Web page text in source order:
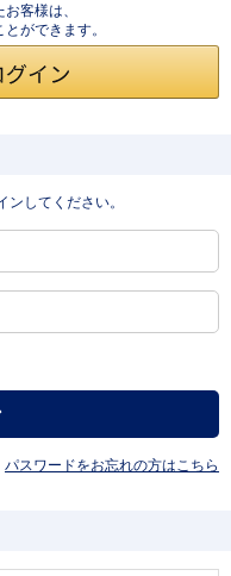
客様は、
ができます。
してください。
パスワードをお忘れの方はこちら